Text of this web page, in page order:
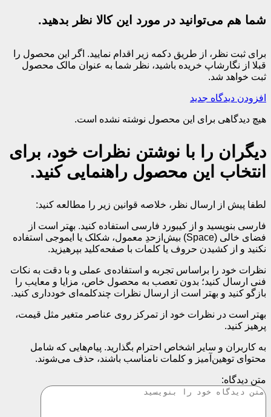
شما هم می‌توانید در مورد این کالا نظر بدهید.
برای ثبت نظر، از طریق دکمه زیر اقدام نمایید. اگر این محصول را
قبلا از نگارشاپ خریده باشید، نظر شما به عنوان مالک محصول
ثبت خواهد شد.
افزودن دیدگاه جدید
هیچ دیدگاهی برای این محصول نوشته نشده است.
دیگران را با نوشتن نظرات خود، برای
انتخاب این محصول راهنمایی کنید.
لطفا پیش از ارسال نظر، خلاصه قوانین زیر را مطالعه کنید:
فارسی بنویسید و از کیبورد فارسی استفاده کنید. بهتر است از
فضای خالی (Space) بیش‌از‌حدِ معمول، شکلک یا ایموجی استفاده
نکنید و از کشیدن حروف یا کلمات با صفحه‌کلید بپرهیزید.
نظرات خود را براساس تجربه و استفاده‌ی عملی و با دقت به نکات
فنی ارسال کنید؛ بدون تعصب به محصول خاص، مزایا و معایب را
بازگو کنید و بهتر است از ارسال نظرات چندکلمه‌‌ای خودداری کنید.
بهتر است در نظرات خود از تمرکز روی عناصر متغیر مثل قیمت،
پرهیز کنید.
به کاربران و سایر اشخاص احترام بگذارید. پیام‌هایی که شامل
محتوای توهین‌آمیز و کلمات نامناسب باشند، حذف می‌شوند.
متن دیدگاه: